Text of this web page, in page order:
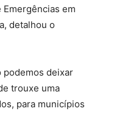
em
detalhou o
podemos deixar
trouxe uma
para municípios